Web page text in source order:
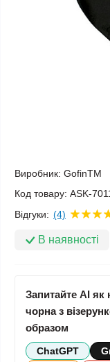
Виробник: GofinTM
Код товару: ASK-
Відгуки: (4)
В наявності
Запитайте AI як
чорна з
образом
ChatGPT